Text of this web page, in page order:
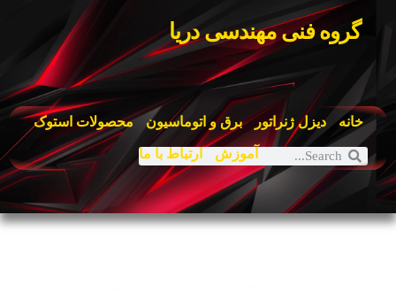
گروه فنی مهندسی دریا
خانه دیزل ژنراتور برق و اتوماسیون محصولات استوک
آموزش ارتباط با ما